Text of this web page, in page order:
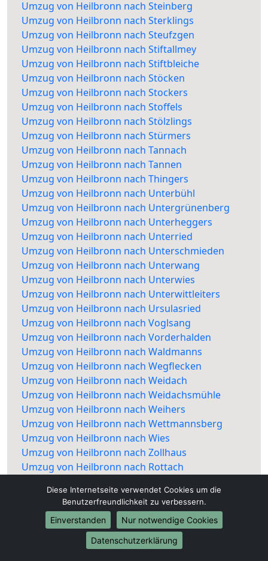
Umzug von Heilbronn nach Steinberg
Umzug von Heilbronn nach Sterklings
Umzug von Heilbronn nach Steufzgen
Umzug von Heilbronn nach Stiftallmey
Umzug von Heilbronn nach Stiftbleiche
Umzug von Heilbronn nach Stöcken
Umzug von Heilbronn nach Stockers
Umzug von Heilbronn nach Stoffels
Umzug von Heilbronn nach Stölzlings
Umzug von Heilbronn nach Stürmers
Umzug von Heilbronn nach Tannach
Umzug von Heilbronn nach Tannen
Umzug von Heilbronn nach Thingers
Umzug von Heilbronn nach Unterbühl
Umzug von Heilbronn nach Untergrünenberg
Umzug von Heilbronn nach Unterheggers
Umzug von Heilbronn nach Unterried
Umzug von Heilbronn nach Unterschmieden
Umzug von Heilbronn nach Unterwang
Umzug von Heilbronn nach Unterwies
Umzug von Heilbronn nach Unterwittleiters
Umzug von Heilbronn nach Ursulasried
Umzug von Heilbronn nach Voglsang
Umzug von Heilbronn nach Vorderhalden
Umzug von Heilbronn nach Waldmanns
Umzug von Heilbronn nach Wegflecken
Umzug von Heilbronn nach Weidach
Umzug von Heilbronn nach Weidachsmühle
Umzug von Heilbronn nach Weihers
Umzug von Heilbronn nach Wettmannsberg
Umzug von Heilbronn nach Wies
Umzug von Heilbronn nach Zollhaus
Umzug von Heilbronn nach Rottach
Diese Internetseite verwendet Cookies um die
Benutzerfreundlichkeit zu verbessern.
Einverstanden
Nur notwendige Cookies
Datenschutzerklärung